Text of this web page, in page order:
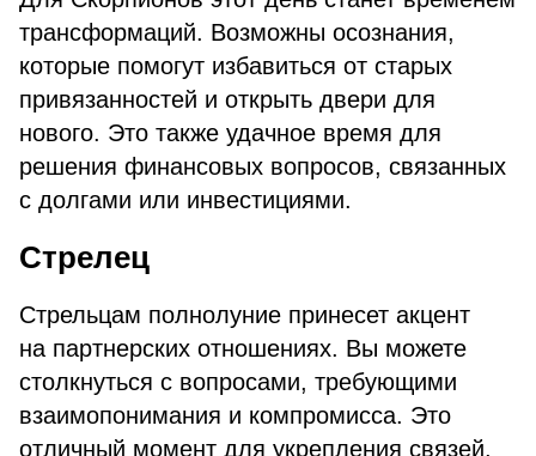
трансформаций. Возможны осознания,
которые помогут избавиться от старых
привязанностей и открыть двери для
нового. Это также удачное время для
решения финансовых вопросов, связанных
с долгами или инвестициями.
Стрелец
Стрельцам полнолуние принесет акцент
на партнерских отношениях. Вы можете
столкнуться с вопросами, требующими
взаимопонимания и компромисса. Это
отличный момент для укрепления связей,